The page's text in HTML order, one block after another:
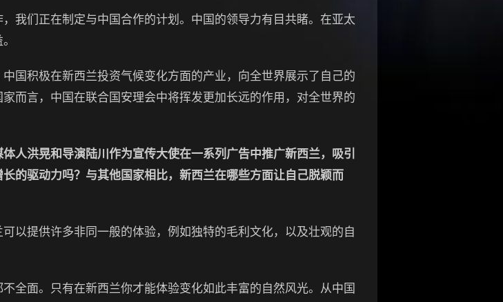
们正在制定与中国合作的计划。中国的领导力有目共睹。在亚太
积极在新西兰投资气候变化方面的产业，向全世界展示了自己的
而言，中国在联合国安理会中将挥发更加长远的作用，对全世界的
人洪晃和导演陆川作为宣传大使在一系列广告中推广新西兰，吸引
的驱动力吗？与其他国家相比，新西兰在哪些方面让自己脱颖而
提供许多非同一般的体验，例如独特的毛利文化，以及壮观的自
面。只有在新西兰你才能体验变化如此丰富的自然风光。从中国